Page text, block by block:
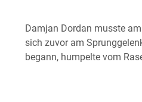
Damjan Dordan musste
sich zuvor am
begann, humpelte vom